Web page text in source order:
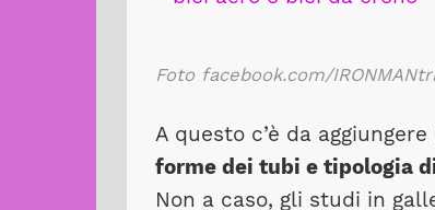
Foto facebook.com/IRONMANtri
A questo c’è da
forme dei tubi e tipologia
Non a caso, gli studi in